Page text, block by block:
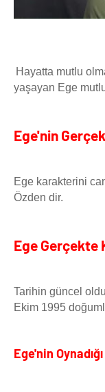
Hayatta mutlu
yaşayan Ege
Ege'nin
Ege karakterini
Özden dir.
Ege Gerçekte
Tarihin güncel
Ekim 1995
Ege'nin